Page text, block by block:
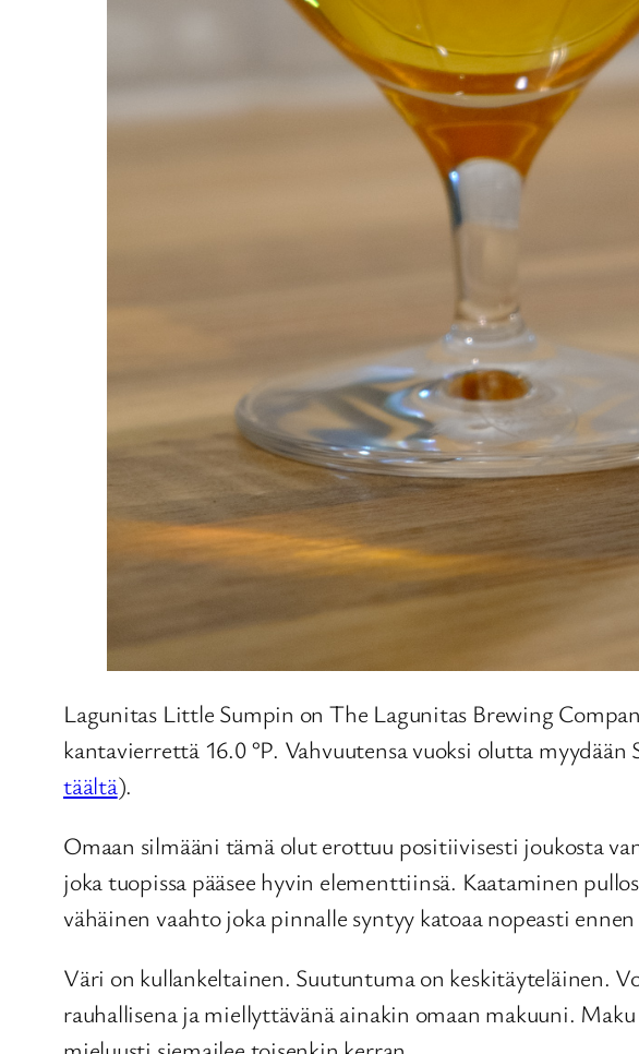
Lagunitas Little Sumpin on The Lagunitas Brewing
kantavierrettä 16.0 °P. Vahvuutensa vuoksi olutta
täältä).
Omaan silmääni tämä olut erottuu positiivisesti joukosta
joka tuopissa pääsee hyvin elementtiinsä. Kaataminen
vähäinen vaahto joka pinnalle syntyy katoaa nopeasti
Väri on kullankeltainen. Suutuntuma on keskitäyteläinen.
rauhallisena ja miellyttävänä ainakin omaan makuuni.